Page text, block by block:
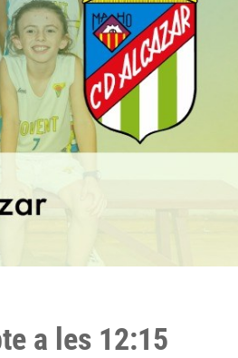
a les 12:15